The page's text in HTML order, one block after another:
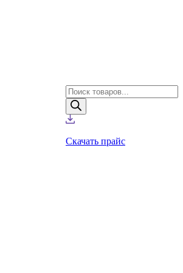
Поиск
товаров
Скачать прайс